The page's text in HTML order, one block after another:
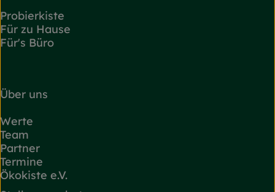
Probierkiste
Für zu Hause
Für's Büro
Über uns
Werte
Team
Partner
Termine
Ökokiste e.V.